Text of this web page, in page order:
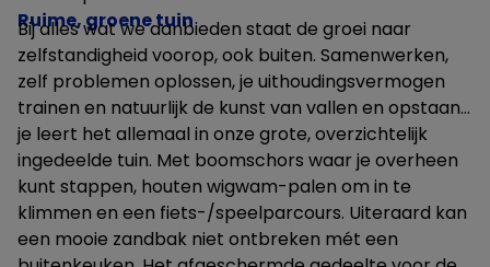
Ruime, groene tuin
Bij alles wat we aanbieden staat de groei naar
zelfstandigheid voorop, ook buiten. Samenwerken,
zelf problemen oplossen, je uithoudingsvermogen
trainen en natuurlijk de kunst van vallen en opstaan…
je leert het allemaal in onze grote, overzichtelijk
ingedeelde tuin. Met boomschors waar je overheen
kunt stappen, houten wigwam-palen om in te
klimmen en een fiets-/speelparcours. Uiteraard kan
een mooie zandbak niet ontbreken mét een